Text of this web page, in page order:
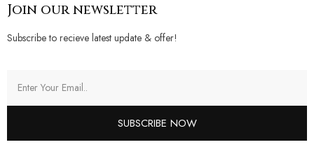
Join our newsletter
Subscribe to recieve latest update & offer!
SUBSCRIBE NOW